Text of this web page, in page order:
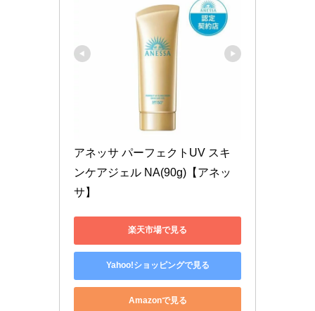
アネッサ パーフェクトUV スキ
ンケアジェル NA(90g)【アネッ
サ】
楽天市場で見る
Yahoo!ショッピングで見る
Amazonで見る